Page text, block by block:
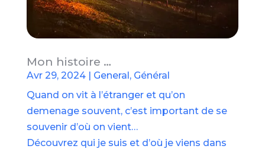
Mon histoire …
Avr 29, 2024| General, Général
Quand on vit à l’étranger et qu’on
demenage souvent, c’est important de se
souvenir d’où on vient…
Découvrez qui je suis et d’où je viens dans